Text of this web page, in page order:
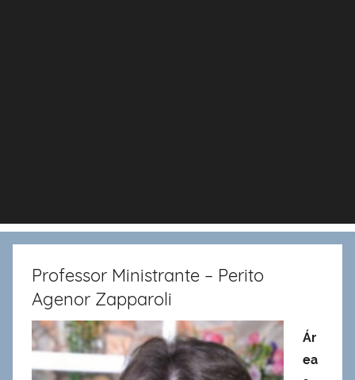
Professor Ministrante – Perito
Agenor Zapparoli
Ár
ea